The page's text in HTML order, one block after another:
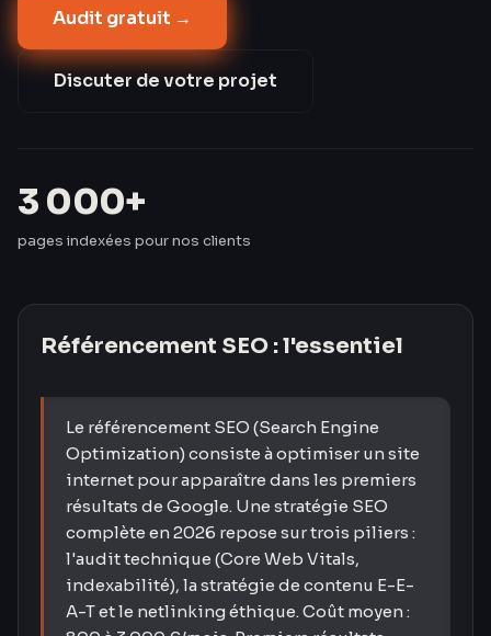
projets — avec un coût par lead de 3,2 € contre 12-25
€ en Google Ads.
Audit gratuit →
Discuter de votre projet
3 000+
pages indexées pour nos clients
Référencement SEO : l'essentiel
Le référencement SEO (Search Engine
Optimization) consiste à optimiser un site
internet pour apparaître dans les premiers
résultats de Google. Une stratégie SEO
complète en 2026 repose sur trois piliers :
l'audit technique (Core Web Vitals,
indexabilité), la stratégie de contenu E-E-
A-T et le netlinking éthique. Coût moyen :